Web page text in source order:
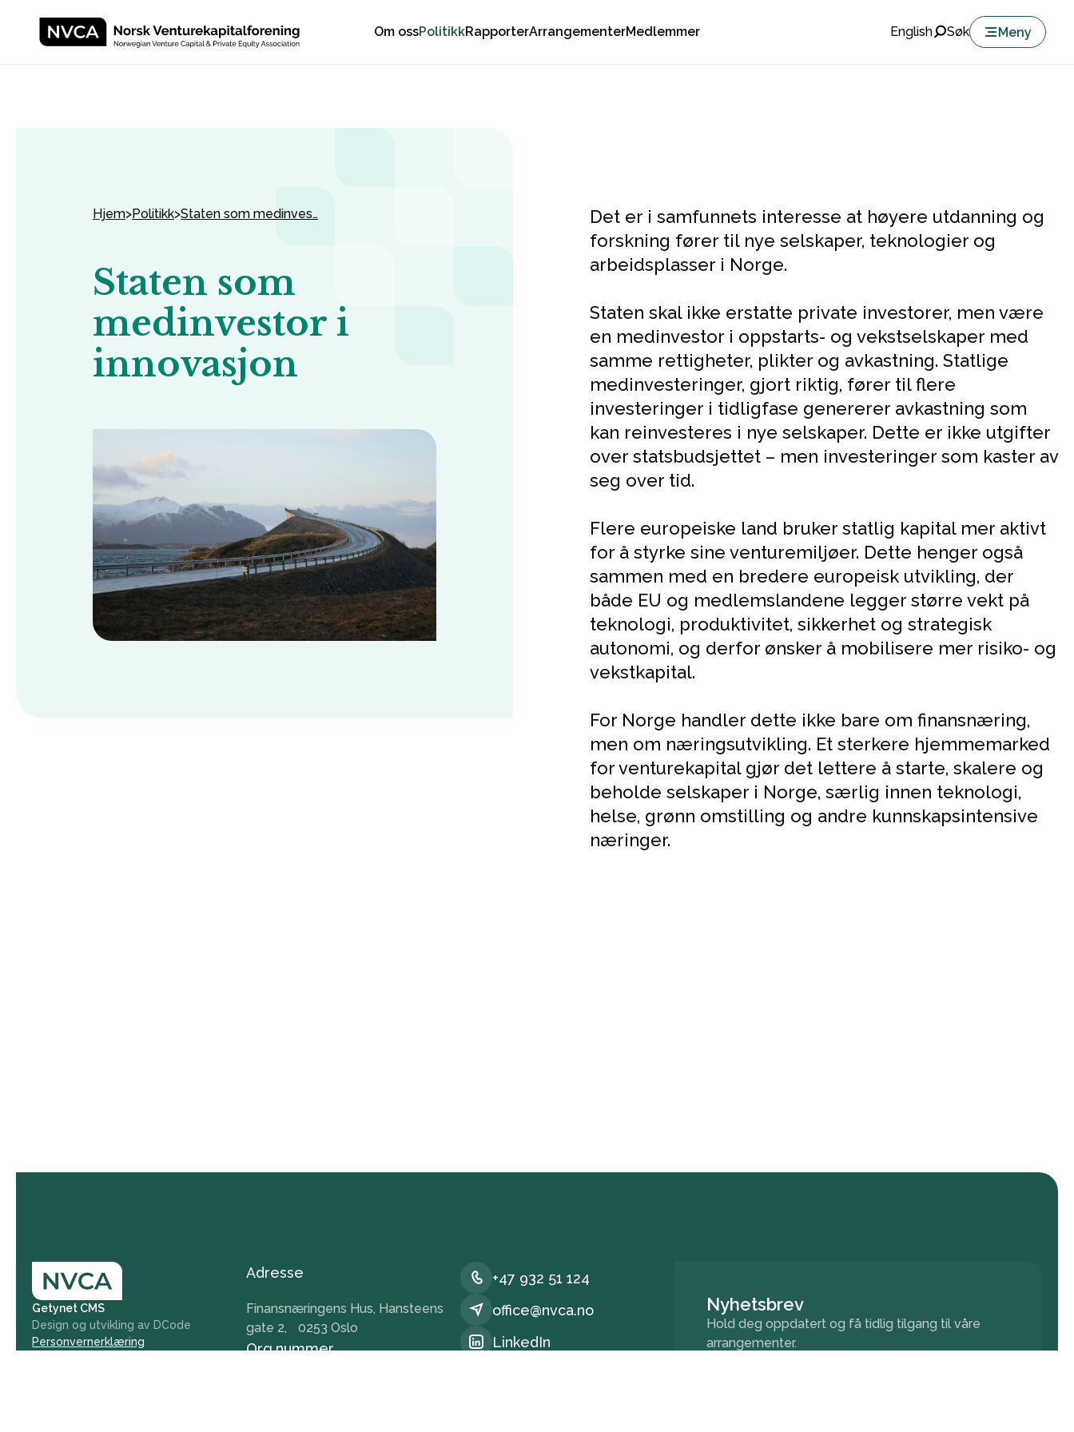
Om ossPolitikkRapporterArrangementerMedlemmer English Søk Meny
Hjem>Politikk>Staten som medinves…
Staten som
medinvestor i
innovasjon
Det er i samfunnets interesse at høyere utdanning og
forskning fører til nye selskaper, teknologier og
arbeidsplasser i Norge.
Staten skal ikke erstatte private investorer, men være
en medinvestor i oppstarts- og vekstselskaper med
samme rettigheter, plikter og avkastning. Statlige
medinvesteringer, gjort riktig, fører til flere
investeringer i tidligfase genererer avkastning som
kan reinvesteres i nye selskaper. Dette er ikke utgifter
over statsbudsjettet – men investeringer som kaster av
seg over tid.
Flere europeiske land bruker statlig kapital mer aktivt
for å styrke sine venturemiljøer. Dette henger også
sammen med en bredere europeisk utvikling, der
både EU og medlemslandene legger større vekt på
teknologi, produktivitet, sikkerhet og strategisk
autonomi, og derfor ønsker å mobilisere mer risiko- og
vekstkapital.
For Norge handler dette ikke bare om finansnæring,
men om næringsutvikling. Et sterkere hjemmemarked
for venturekapital gjør det lettere å starte, skalere og
beholde selskaper i Norge, særlig innen teknologi,
helse, grønn omstilling og andre kunnskapsintensive
næringer.
Getynet CMS
Design og utvikling av DCode
Personvernerklæring
Adresse
Finansnæringens Hus, Hansteens
gate 2, 0253 Oslo
Org.nummer
+47 932 51 124
office@nvca.no
LinkedIn
Nyhetsbrev
Hold deg oppdatert og få tidlig tilgang til våre
arrangementer.